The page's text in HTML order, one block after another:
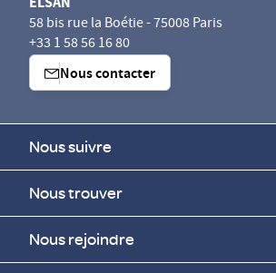
58 bis rue la Boétie - 75008 Paris
+33 1 58 56 16 80
Nous contacter
Nous suivre
Nous trouver
Nous rejoindre